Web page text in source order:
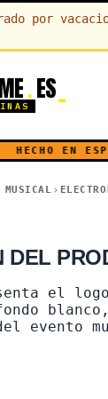
por
. ES
HECHO EN
MUSICAL
DEL
el
evento